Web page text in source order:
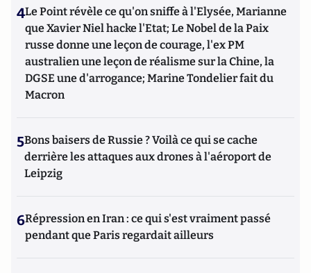
4Le Point révèle ce qu'on sniffe à l'Elysée, Marianne
que Xavier Niel hacke l'Etat; Le Nobel de la Paix
russe donne une leçon de courage, l'ex PM
australien une leçon de réalisme sur la Chine, la
DGSE une d'arrogance; Marine Tondelier fait du
Macron
5Bons baisers de Russie ? Voilà ce qui se cache
derrière les attaques aux drones à l'aéroport de
Leipzig
6Répression en Iran : ce qui s'est vraiment passé
pendant que Paris regardait ailleurs